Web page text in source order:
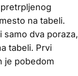
na tabeli.
samo dva poraza,
tabeli. Prvi
je pobedom